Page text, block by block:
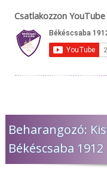
Csatlakozzon
Beharangozó:
Békéscsaba